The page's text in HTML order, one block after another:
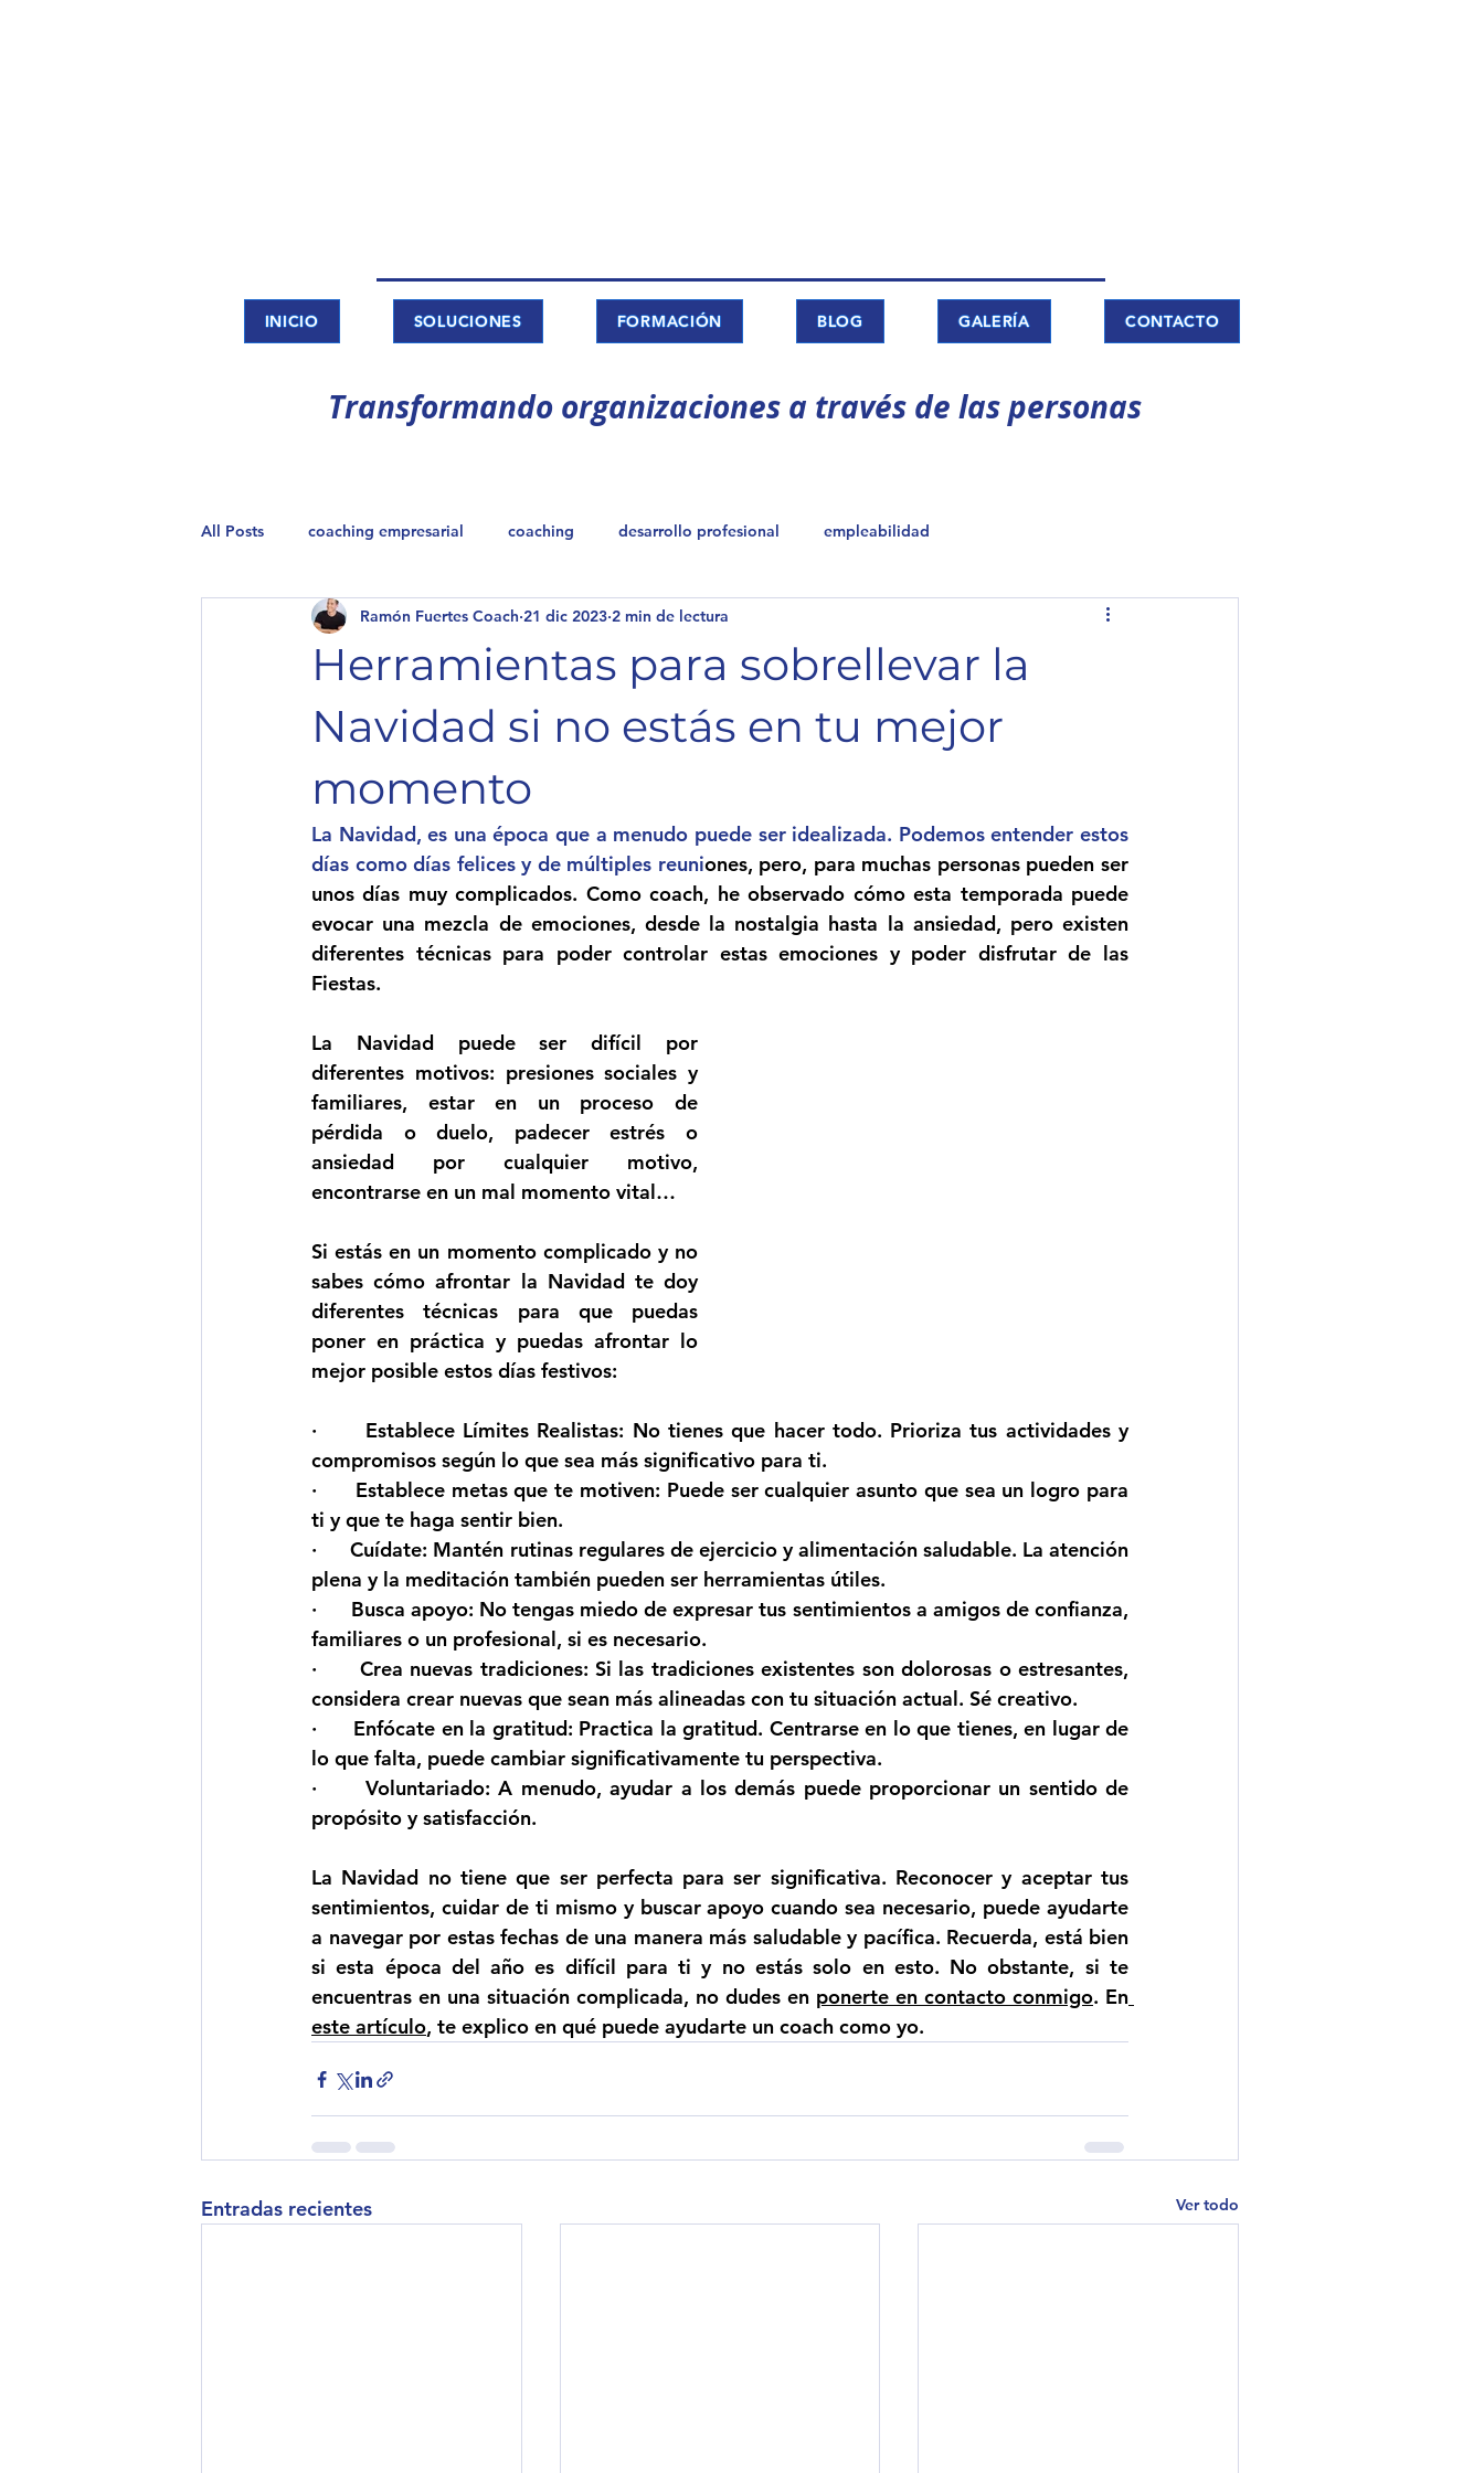
INICIO SOLUCIONES FORMACIÓN BLOG GALERÍA CONTACTO
Transformando organizaciones a través de las personas
All Posts coaching empresarial coaching desarrollo profesional empleabilidad
Herramientas para sobrellevar la
Navidad si no estás en tu mejor
momento
Ramón Fuertes Coach 21 dic 2023 2 min de lectura
La Navidad, es una época que a menudo puede ser idealizada. Podemos entender estos
días como días felices y de múltiples reuniones, pero, para muchas personas pueden ser
unos días muy complicados. Como coach, he observado cómo esta temporada puede
evocar una mezcla de emociones, desde la nostalgia hasta la ansiedad, pero existen
diferentes técnicas para poder controlar estas emociones y poder disfrutar de las
Fiestas.
La Navidad puede ser difícil por
diferentes motivos: presiones sociales y
familiares, estar en un proceso de
pérdida o duelo, padecer estrés o
ansiedad por cualquier motivo,
encontrarse en un mal momento vital…
Si estás en un momento complicado y no
sabes cómo afrontar la Navidad te doy
diferentes técnicas para que puedas
poner en práctica y puedas afrontar lo
mejor posible estos días festivos:
· Establece Límites Realistas: No tienes que hacer todo. Prioriza tus actividades y
compromisos según lo que sea más significativo para ti.
· Establece metas que te motiven: Puede ser cualquier asunto que sea un logro para
ti y que te haga sentir bien.
· Cuídate: Mantén rutinas regulares de ejercicio y alimentación saludable. La atención
plena y la meditación también pueden ser herramientas útiles.
· Busca apoyo: No tengas miedo de expresar tus sentimientos a amigos de confianza,
familiares o un profesional, si es necesario.
· Crea nuevas tradiciones: Si las tradiciones existentes son dolorosas o estresantes,
considera crear nuevas que sean más alineadas con tu situación actual. Sé creativo.
· Enfócate en la gratitud: Practica la gratitud. Centrarse en lo que tienes, en lugar de
lo que falta, puede cambiar significativamente tu perspectiva.
· Voluntariado: A menudo, ayudar a los demás puede proporcionar un sentido de
propósito y satisfacción.
La Navidad no tiene que ser perfecta para ser significativa. Reconocer y aceptar tus
sentimientos, cuidar de ti mismo y buscar apoyo cuando sea necesario, puede ayudarte
a navegar por estas fechas de una manera más saludable y pacífica. Recuerda, está bien
si esta época del año es difícil para ti y no estás solo en esto. No obstante, si te
encuentras en una situación complicada, no dudes en ponerte en contacto conmigo. En
este artículo, te explico en qué puede ayudarte un coach como yo.
Entradas recientes Ver todo